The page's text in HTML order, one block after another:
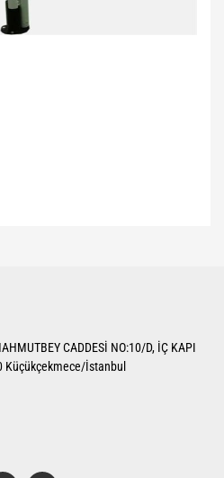
bulunuyor.
olmalı.
CADDESİ NO:10/D, İÇ KAPI
Küçükçekmece/İstanbul